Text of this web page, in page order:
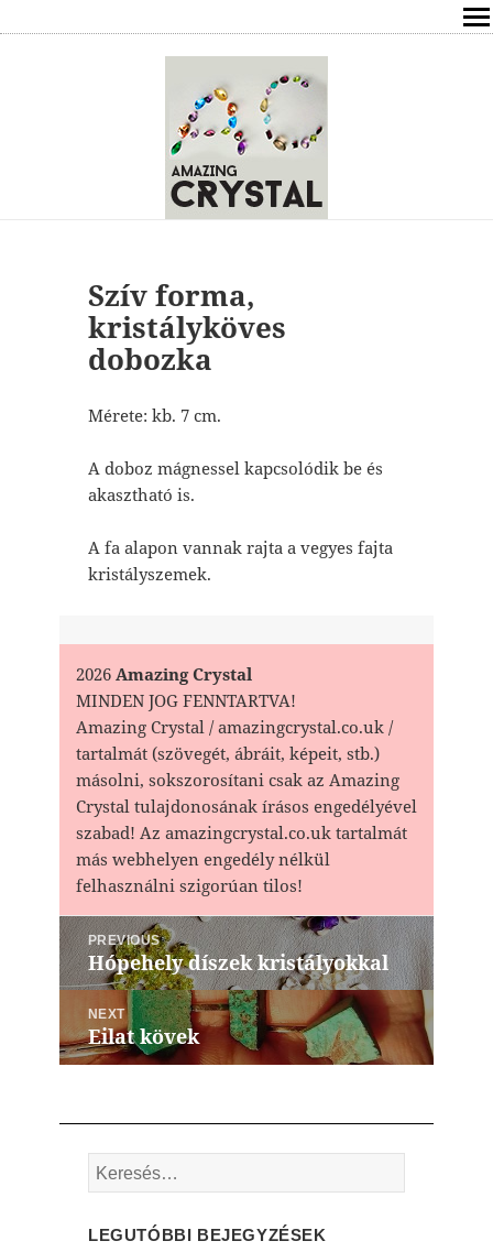
ÍRÁSOK
ÁSVÁNYOK HATÁSAI
ONLINE GYÓGYÍTÁS,TANÁCSADÁS
Szív forma,
kristályköves
dobozka
Mérete: kb. 7 cm.
A doboz mágnessel kapcsolódik be és
akasztható is.
A fa alapon vannak rajta a vegyes fajta
kristályszemek.
2026Amazing Crystal
MINDEN JOG FENNTARTVA!
Amazing Crystal / amazingcrystal.co.uk /
tartalmát (szövegét, ábráit, képeit, stb.)
másolni, sokszorosítani csak az Amazing
Crystal tulajdonosának írásos engedélyével
szabad! Az amazingcrystal.co.uk tartalmát
más webhelyen engedély nélkül
felhasználni szigorúan tilos!
Bejegyzés
navigáció
PREVIOUS
Previous
post:
Hópehely díszek kristályokkal
NEXT
Next
post:
Eilat kövek
Keresés:
LEGUTÓBBI BEJEGYZÉSEK